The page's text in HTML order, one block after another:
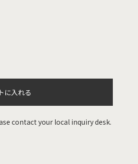
に入れる
contact your local inquiry desk.